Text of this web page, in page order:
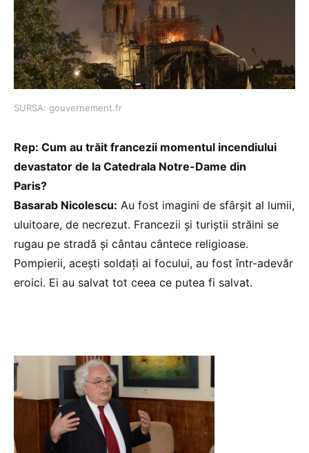
SURSA: gouvernement.fr
Rep: Cum au trăit francezii momentul incendiului
devastator de la Catedrala Notre-Dame din
Paris?
Basarab Nicolescu: Au fost imagini de sfârşit al lumii,
uluitoare, de necrezut. Francezii şi turiştii străini se
rugau pe stradă şi cântau cântece religioase.
Pompierii, aceşti soldați ai focului, au fost într-adevăr
eroici. Ei au salvat tot ceea ce putea fi salvat.